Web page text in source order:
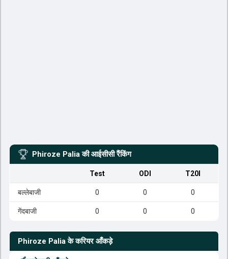
Phiroze Palia की आईसीसी रैंकिंग
Test ODI T20I
बल्लेबाजी 0 0 0
गेंदबाजी 0 0 0
Phiroze Palia के करियर आँकड़े